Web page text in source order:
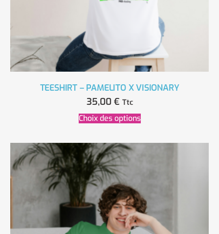
TEESHIRT – PAMELITO X VISIONARY
35,00 € Ttc
Choix des options